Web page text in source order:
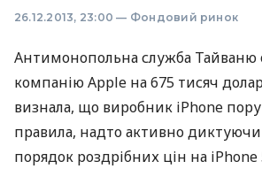
26.12.2013, 23:00 — Фондовий ринок
Антимонопольна служба Тайваню
компанію Apple на 675 тисяч
визнала, що виробник iPhone
правила, надто активно
порядок роздрібних цін на iPhone